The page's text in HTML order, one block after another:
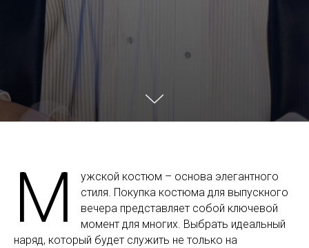
М
ужской костюм – основа элегантного
стиля. Покупка костюма для выпускного
вечера представляет собой ключевой
момент для многих. Выбрать идеальный
наряд, который будет служить не только на